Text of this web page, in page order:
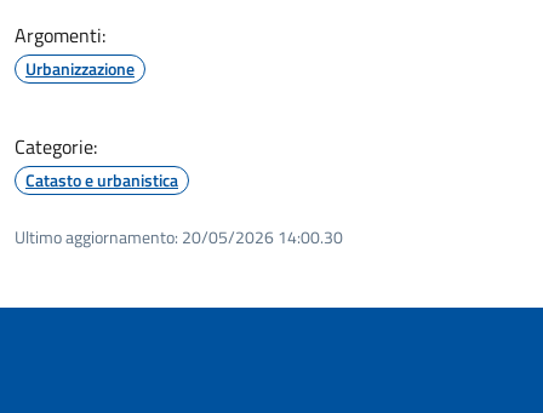
Argomenti:
Urbanizzazione
Categorie:
Catasto e urbanistica
Ultimo aggiornamento: 20/05/2026 14:00.30